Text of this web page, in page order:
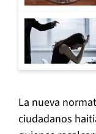
La nueva
ciudadanos